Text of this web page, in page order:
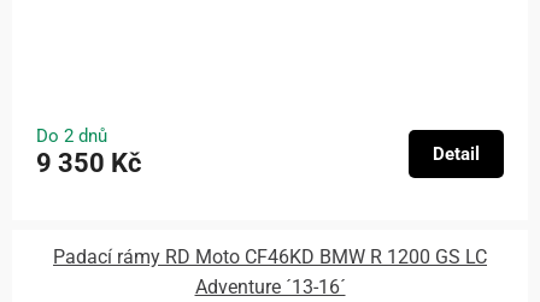
Do 2 dnů
9 350 Kč Detail
Padací rámy RD Moto CF46KD BMW R 1200 GS LC
Adventure ´13-16´